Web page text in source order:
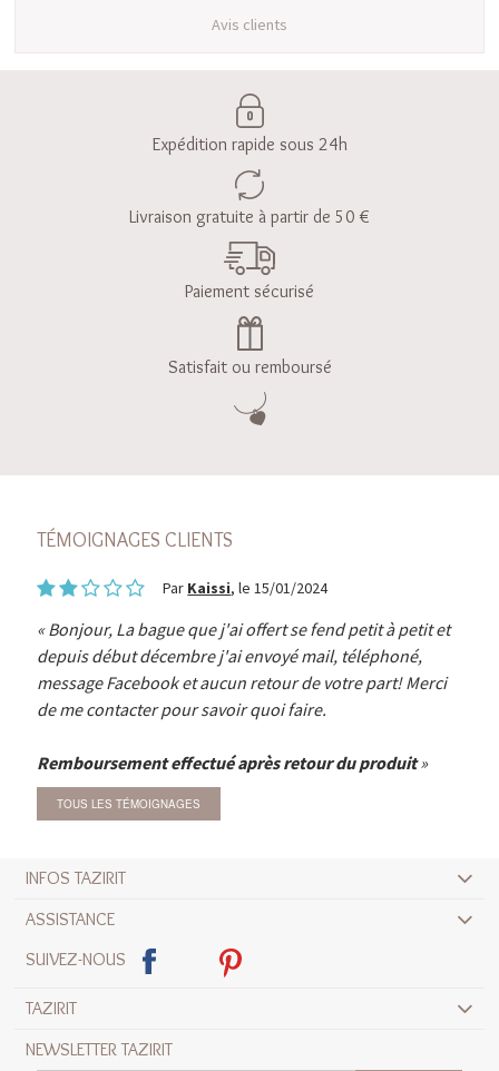
Avis clients
Expédition rapide sous 24h
Livraison gratuite à partir de 50 €
Paiement sécurisé
Satisfait ou remboursé
TÉMOIGNAGES CLIENTS
Par Kaissi, le 15/01/2024
Bonjour, La bague que j'ai offert se fend petit à petit et
depuis début décembre j'ai envoyé mail, téléphoné,
message Facebook et aucun retour de votre part! Merci
de me contacter pour savoir quoi faire.
Remboursement effectué après retour du produit
TOUS LES TÉMOIGNAGES
INFOS TAZIRIT
ASSISTANCE
SUIVEZ-NOUS
TAZIRIT
NEWSLETTER TAZIRIT